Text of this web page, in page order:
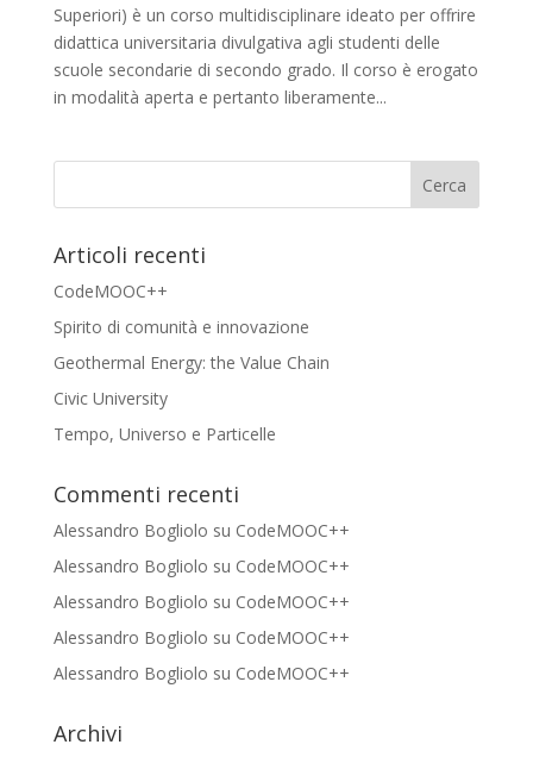
Superiori) è un corso multidisciplinare ideato per offrire
didattica universitaria divulgativa agli studenti delle
scuole secondarie di secondo grado. Il corso è erogato
in modalità aperta e pertanto liberamente...
Articoli recenti
CodeMOOC++
Spirito di comunità e innovazione
Geothermal Energy: the Value Chain
Civic University
Tempo, Universo e Particelle
Commenti recenti
Alessandro Bogliolo su CodeMOOC++
Alessandro Bogliolo su CodeMOOC++
Alessandro Bogliolo su CodeMOOC++
Alessandro Bogliolo su CodeMOOC++
Alessandro Bogliolo su CodeMOOC++
Archivi